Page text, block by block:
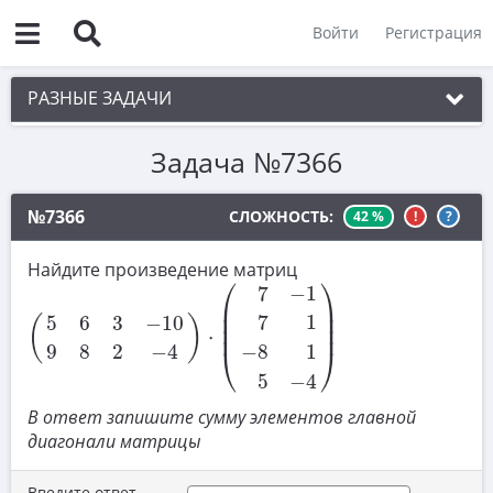
Войти Регистрация
РАЗНЫЕ ЗАДАЧИ
2. Делимость
3. Игры
4. Комбинаторика
5. Текстовые задачи
6. Вычисления
8. Планиметрия
9. Стереометрия
Задача №7366
№7366 СЛОЖНОСТЬ: 42 % ! ?
Найдите произведение матриц
( 5 6 3 −10
9
8 2 −4 ) ⋅
⎛
⎜
⎜ ⎜⎝
7 −1
7
1
−8
1
5
−4
⎞
⎟ ⎟ ⎟
⎠
( 563−10982−4)⋅(7−171−815−4 )
В ответ запишите сумму элементов главной
диагонали матрицы